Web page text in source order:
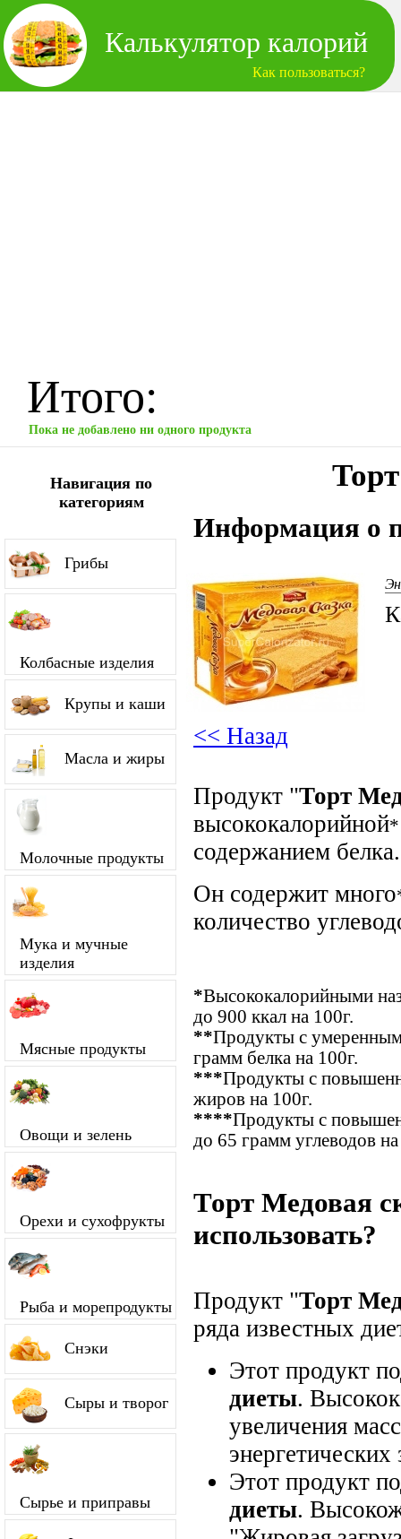
Калькулятор калорий
Как пользоваться?
Итого:
Пока не добавлено ни одного продукта
Навигация по
категориям
Грибы
Колбасные изделия
Крупы и каши
Масла и жиры
Молочные продукты
Мука и мучные
изделия
Мясные продукты
Овощи и зелень
Орехи и сухофрукты
Рыба и морепродукты
Снэки
Сыры и творог
Сырье и приправы
Информация о
<< Назад
Продукт "Торт
высококалорийной*
содержанием белка.
Он содержит много
количество
*Высококалорийными
до 900 ккал на 100г.
**Продукты с
грамм белка на 100г.
***Продукты с
жиров на 100г.
****Продукты с
до 65 грамм углеводов
Торт Медовая
использовать?
Продукт "Торт
ряда известных
Этот продукт
диеты.
увеличения
энергетических
Этот продукт
диеты.